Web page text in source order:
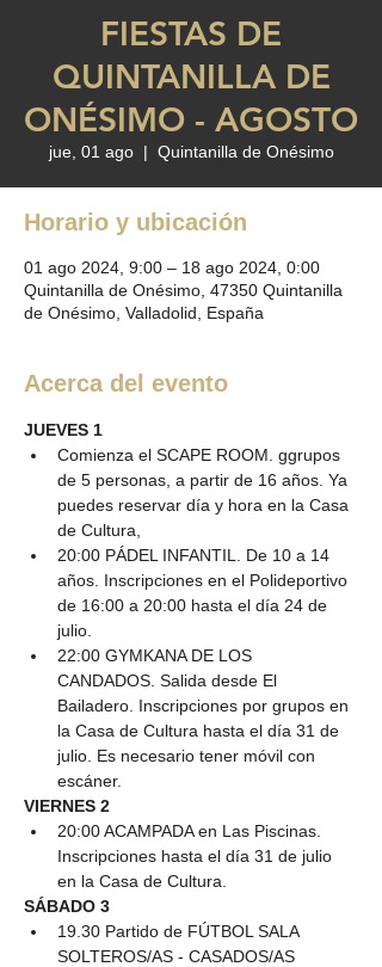
FIESTAS DE
QUINTANILLA DE
ONÉSIMO - AGOSTO
jue, 01 ago
  |
Quintanilla de Onésimo
Horario y ubicación
01 ago 2024, 9:00 – 18 ago 2024, 0:00
Quintanilla de Onésimo, 47350 Quintanilla
de Onésimo, Valladolid, España
Acerca del evento
JUEVES 1
Comienza el SCAPE ROOM. ggrupos
de 5 personas, a partir de 16 años. Ya
puedes reservar día y hora en la Casa
de Cultura,
20:00 PÁDEL INFANTIL. De 10 a 14
años. Inscripciones en el Polideportivo
de 16:00 a 20:00 hasta el día 24 de
julio.
22:00 GYMKANA DE LOS
CANDADOS. Salida desde El
Bailadero. Inscripciones por grupos en
la Casa de Cultura hasta el día 31 de
julio. Es necesario tener móvil con
escáner.
VIERNES 2
20:00 ACAMPADA en Las Piscinas.
Inscripciones hasta el día 31 de julio
en la Casa de Cultura.
SÁBADO 3
19.30 Partido de FÚTBOL SALA
SOLTEROS/AS - CASADOS/AS